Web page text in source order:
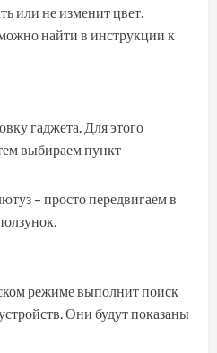
или не изменит цвет.
найти в инструкции к
гаджета. Для этого
выбираем пункт
– просто передвигаем в
режиме выполнит поиск
Они будут показаны